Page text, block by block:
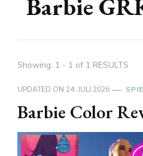
Barbie
Showing: 1 - 1 of 1 RESULTS
UPDATED ON 24. JULI 2026
Barbie Color